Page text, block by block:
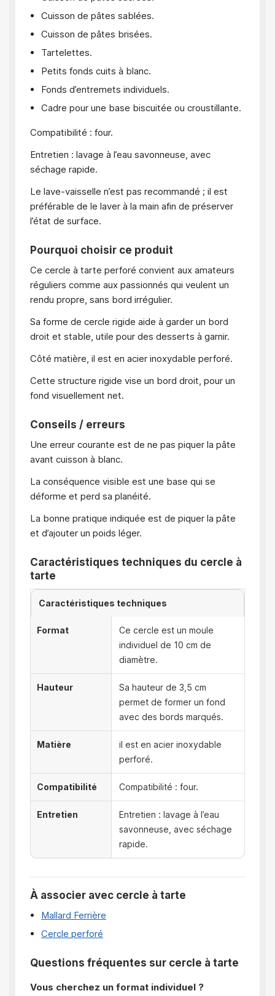
Cuisson de pâtes sablées.
Cuisson de pâtes brisées.
Tartelettes.
Petits fonds cuits à blanc.
Fonds d’entremets individuels.
Cadre pour une base biscuitée ou croustillante.
Compatibilité : four.
Entretien : lavage à l’eau savonneuse, avec
séchage rapide.
Le lave-vaisselle n’est pas recommandé ; il est
préférable de le laver à la main afin de préserver
l’état de surface.
Pourquoi choisir ce produit
Ce cercle à tarte perforé convient aux amateurs
réguliers comme aux passionnés qui veulent un
rendu propre, sans bord irrégulier.
Sa forme de cercle rigide aide à garder un bord
droit et stable, utile pour des desserts à garnir.
Côté matière, il est en acier inoxydable perforé.
Cette structure rigide vise un bord droit, pour un
fond visuellement net.
Conseils / erreurs
Une erreur courante est de ne pas piquer la pâte
avant cuisson à blanc.
La conséquence visible est une base qui se
déforme et perd sa planéité.
La bonne pratique indiquée est de piquer la pâte
et d’ajouter un poids léger.
Caractéristiques techniques du cercle à
tarte
Caractéristiques techniques
Format
Ce cercle est un moule
individuel de 10 cm de
diamètre.
Hauteur
Sa hauteur de 3,5 cm
permet de former un fond
avec des bords marqués.
Matière
il est en acier inoxydable
perforé.
Compatibilité Compatibilité : four.
Entretien
Entretien : lavage à l’eau
savonneuse, avec séchage
rapide.
À associer avec cercle à tarte
Mallard Ferrière
Cercle perforé
Questions fréquentes sur cercle à tarte
Vous cherchez un format individuel ?